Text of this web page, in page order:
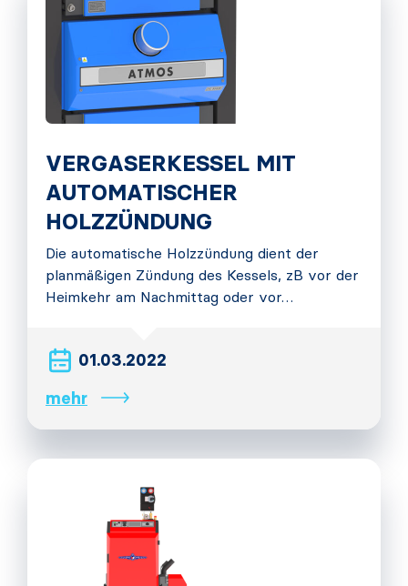
VERGASERKESSEL MIT
AUTOMATISCHER
HOLZZÜNDUNG
Die automatische Holzzündung dient der
planmäßigen Zündung des Kessels, zB vor der
Heimkehr am Nachmittag oder vor…
01.03.2022
mehr